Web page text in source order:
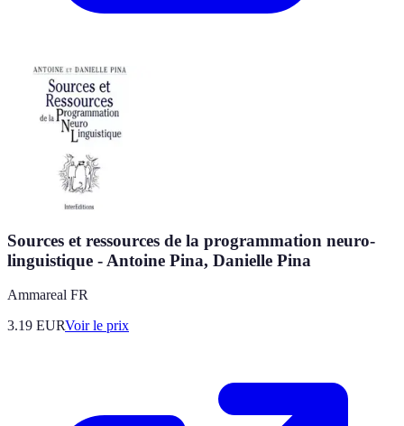
Sources et ressources de la programmation neuro-
linguistique - Antoine Pina, Danielle Pina
Ammareal FR
3.19 EURVoir le prix